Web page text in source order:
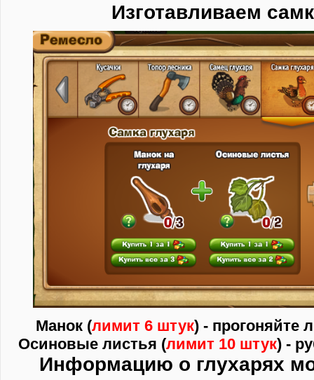
Изготавливаем
Манок (лимит 6 штук) - прогоняйте
Осиновые листья (лимит 10 штук) -
Информацию о глухарях